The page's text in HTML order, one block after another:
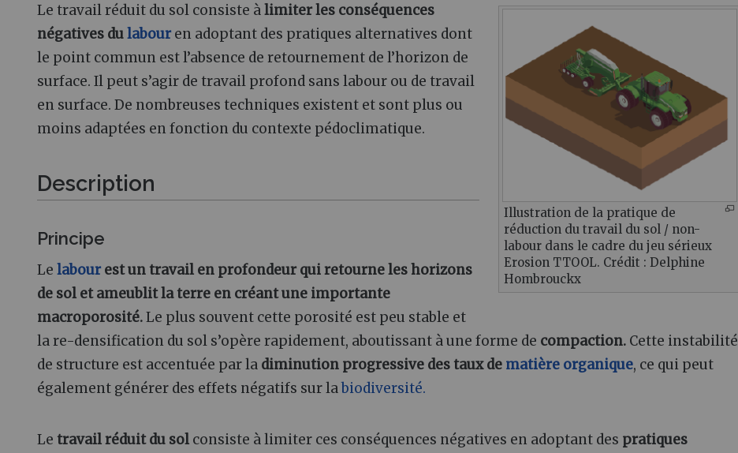
Illustration de la pratique de
réduction du travail du sol / non-
labour dans le cadre du jeu sérieux
Erosion TTOOL. Crédit : Delphine
Hombrouckx
Le travail réduit du sol consiste àlimiter les conséquences
négatives dulabouren adoptant des pratiques alternatives dont
le point commun est l’absence de retournement de l’horizon de
surface. Il peut s’agir de travail profond sans labour ou de travail
en surface. De nombreuses techniques existent et sont plus ou
moins adaptées en fonction du contexte pédoclimatique.
Description
Principe
Le labourest un travail en profondeur qui retourne les horizons
de sol et ameublit la terre en créant une importante
macroporosité.Le plus souvent cette porosité est peu stable et
la re-densification du sol s’opère rapidement, aboutissant à une forme de compaction. Cette instabilité
de structure est accentuée par la diminution progressive des taux de matière organique, ce qui peut
également générer des effets négatifs sur labiodiversité.
Le travail réduit du sol consiste à limiter ces conséquences négatives en adoptant des pratiques